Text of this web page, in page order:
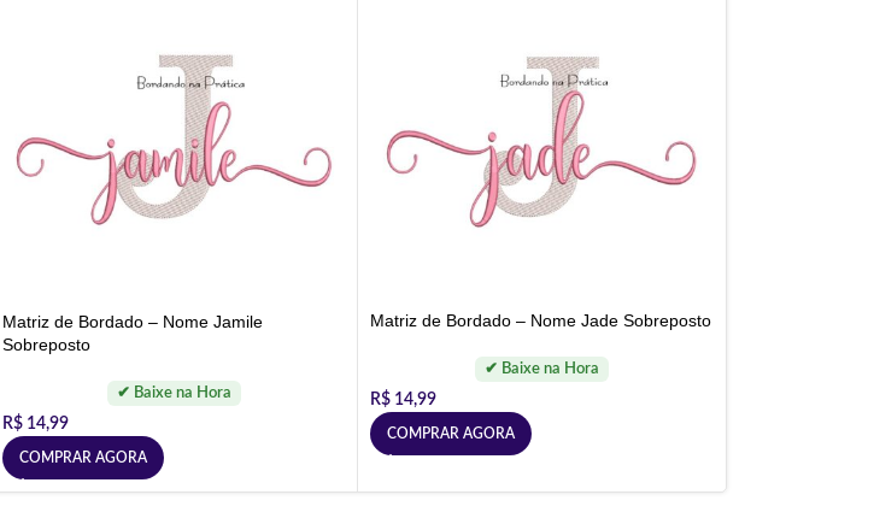
Matriz de Bordado – Nome Jamile
Sobreposto
R$ 14,99
COMPRAR AGORA
Matriz de Bordado – Nome Jade Sobreposto
R$ 14,99
COMPRAR AGORA